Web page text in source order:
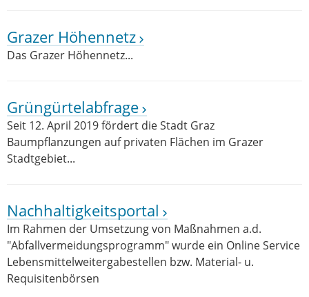
Grazer Höhennetz
Das Grazer Höhennetz...
Grüngürtelabfrage
Seit 12. April 2019 fördert die Stadt Graz
Baumpflanzungen auf privaten Flächen im Grazer
Stadtgebiet...
Nachhaltigkeitsportal
Im Rahmen der Umsetzung von Maßnahmen a.d.
"Abfallvermeidungsprogramm" wurde ein Online Service
Lebensmittelweitergabestellen bzw. Material- u.
Requisitenbörsen